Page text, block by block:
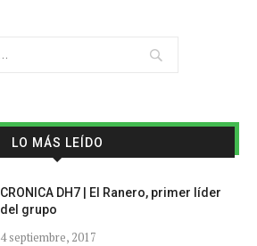
LO MÁS LEÍDO
CRONICA DH7 | El Ranero, primer líder
del grupo
4 septiembre, 2017